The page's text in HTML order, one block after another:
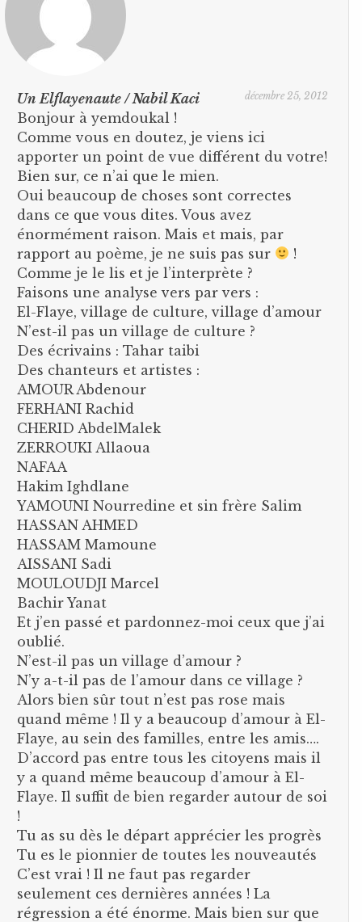
Un Elflayenaute / Nabil Kaci décembre 25, 2012
Bonjour à yemdoukal !
Comme vous en doutez, je viens ici
apporter un point de vue différent du votre!
Bien sur, ce n’ai que le mien.
Oui beaucoup de choses sont correctes
dans ce que vous dites. Vous avez
énormément raison. Mais et mais, par
rapport au poème, je ne suis pas sur
!
Comme je le lis et je l’interprète ?
Faisons une analyse vers par vers :
El-Flaye, village de culture, village d’amour
N’est-il pas un village de culture ?
Des écrivains : Tahar taibi
Des chanteurs et artistes :
AMOUR Abdenour
FERHANI Rachid
CHERID AbdelMalek
ZERROUKI Allaoua
NAFAA
Hakim Ighdlane
YAMOUNI Nourredine et sin frère Salim
HASSAN AHMED
HASSAM Mamoune
AISSANI Sadi
MOULOUDJI Marcel
Bachir Yanat
Et j’en passé et pardonnez-moi ceux que j’ai
oublié.
N’est-il pas un village d’amour ?
N’y a-t-il pas de l’amour dans ce village ?
Alors bien sûr tout n’est pas rose mais
quand même ! Il y a beaucoup d’amour à El-
Flaye, au sein des familles, entre les amis….
D’accord pas entre tous les citoyens mais il
y a quand même beaucoup d’amour à El-
Flaye. Il suffit de bien regarder autour de soi
!
Tu as su dès le départ apprécier les progrès
Tu es le pionnier de toutes les nouveautés
C’est vrai ! Il ne faut pas regarder
seulement ces dernières années ! La
régression a été énorme. Mais bien sur que